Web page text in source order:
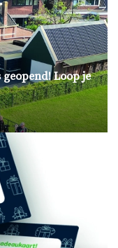
Loop je